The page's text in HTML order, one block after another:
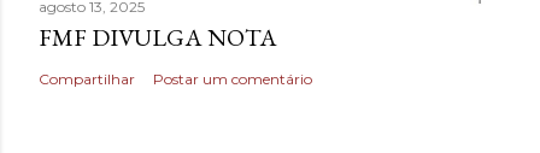
agosto 13, 2025
FMF DIVULGA NOTA
Compartilhar Postar um comentário